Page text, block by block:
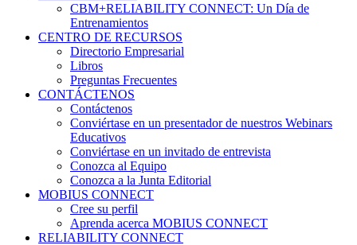
CBM+RELIABILITY CONNECT: Un Día de
Entrenamientos
CENTRO DE RECURSOS
Directorio Empresarial
Libros
Preguntas Frecuentes
CONTÁCTENOS
Contáctenos
Conviértase en un presentador de nuestros Webinars
Educativos
Conviértase en un invitado de entrevista
Conozca al Equipo
Conozca a la Junta Editorial
MOBIUS CONNECT
Cree su perfil
Aprenda acerca MOBIUS CONNECT
RELIABILITY CONNECT